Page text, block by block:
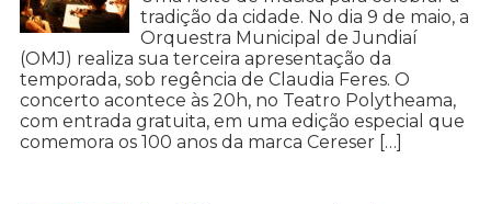
tradição da cidade. No dia 9 de maio, a
Orquestra Municipal de Jundiaí
(OMJ) realiza sua terceira apresentação da
temporada, sob regência de Claudia Feres. O
concerto acontece às 20h, no Teatro Polytheama,
com entrada gratuita, em uma edição especial que
comemora os 100 anos da marca Cereser […]